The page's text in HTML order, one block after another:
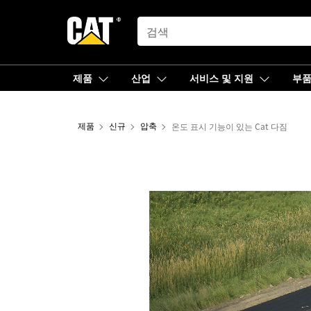
SEARCH
제품 산업 서비스 및 지원 부품
제품 신규 압축 온도 표시 기능이 있는 Cat 다짐